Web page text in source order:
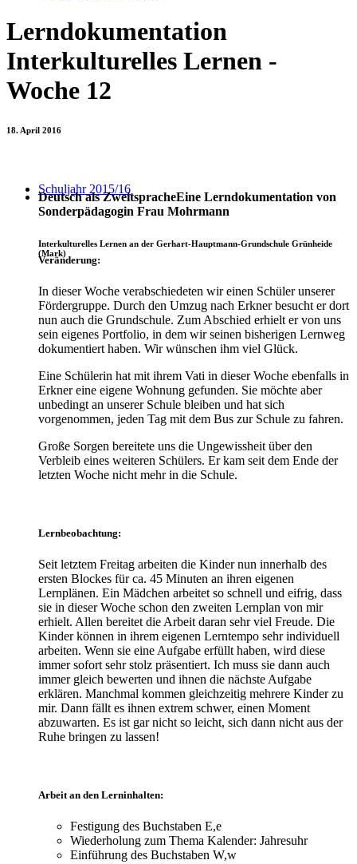
Lerndokumentation
Interkulturelles Lernen -
Woche 12
18. April 2016
Schuljahr 2015/16
Deutsch als ZweitspracheEine Lerndokumentation von
Sonderpädagogin Frau Mohrmann
Interkulturelles Lernen an der Gerhart-Hauptmann-Grundschule Grünheide
(Mark)
Veränderung:
In dieser Woche verabschiedeten wir einen Schüler unserer
Fördergruppe. Durch den Umzug nach Erkner besucht er dort
nun auch die Grundschule. Zum Abschied erhielt er von uns
sein eigenes Portfolio, in dem wir seinen bisherigen Lernweg
dokumentiert haben. Wir wünschen ihm viel Glück.
Eine Schülerin hat mit ihrem Vati in dieser Woche ebenfalls in
Erkner eine eigene Wohnung gefunden. Sie möchte aber
unbedingt an unserer Schule bleiben und hat sich
vorgenommen, jeden Tag mit dem Bus zur Schule zu fahren.
Große Sorgen bereitete uns die Ungewissheit über den
Verbleib eines weiteren Schülers. Er kam seit dem Ende der
letzten Woche nicht mehr in die Schule.
Lernbeobachtung:
Seit letztem Freitag arbeiten die Kinder nun innerhalb des
ersten Blockes für ca. 45 Minuten an ihren eigenen
Lernplänen. Ein Mädchen arbeitet so schnell und eifrig, dass
sie in dieser Woche schon den zweiten Lernplan von mir
erhielt. Allen bereitet die Arbeit daran sehr viel Freude. Die
Kinder können in ihrem eigenen Lerntempo sehr individuell
arbeiten. Wenn sie eine Aufgabe erfüllt haben, wird diese
immer sofort sehr stolz präsentiert. Ich muss sie dann auch
immer gleich bewerten und ihnen die nächste Aufgabe
erklären. Manchmal kommen gleichzeitig mehrere Kinder zu
mir. Dann fällt es ihnen extrem schwer, einen Moment
abzuwarten. Es ist gar nicht so leicht, sich dann nicht aus der
Ruhe bringen zu lassen!
Arbeit an den Lerninhalten:
Festigung des Buchstaben E,e
Wiederholung zum Thema Kalender: Jahresuhr
Einführung des Buchstaben W,w